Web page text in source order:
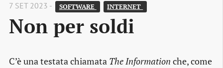
7 SET 2023 - SOFTWARE INTERNET
Non per soldi
C’è una testata chiamata The Information che, come